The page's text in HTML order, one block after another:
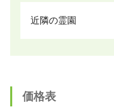
近隣の霊園
価格表